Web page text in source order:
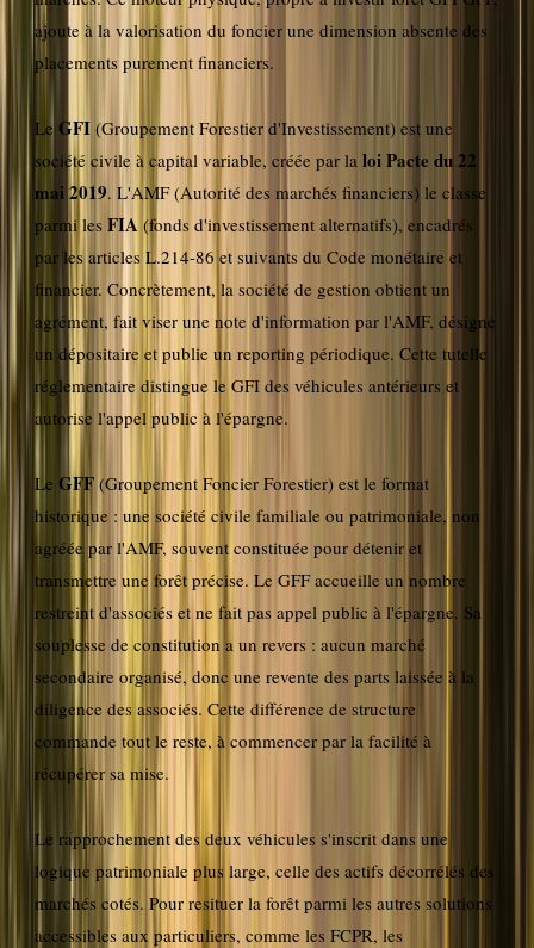
ajoute à la valorisation du foncier une dimension absente des
placements purement financiers.
Le GFI (Groupement Forestier d'Investissement) est une
société civile à capital variable, créée par la loi Pacte du 22
mai 2019. L'AMF (Autorité des marchés financiers) le classe
parmi les FIA (fonds d'investissement alternatifs), encadrés
par les articles L.214-86 et suivants du Code monétaire et
financier. Concrètement, la société de gestion obtient un
agrément, fait viser une note d'information par l'AMF, désigne
un dépositaire et publie un reporting périodique. Cette tutelle
réglementaire distingue le GFI des véhicules antérieurs et
autorise l'appel public à l'épargne.
Le GFF (Groupement Foncier Forestier) est le format
historique : une société civile familiale ou patrimoniale, non
agréée par l'AMF, souvent constituée pour détenir et
transmettre une forêt précise. Le GFF accueille un nombre
restreint d'associés et ne fait pas appel public à l'épargne. Sa
souplesse de constitution a un revers : aucun marché
secondaire organisé, donc une revente des parts laissée à la
diligence des associés. Cette différence de structure
commande tout le reste, à commencer par la facilité à
récupérer sa mise.
Le rapprochement des deux véhicules s'inscrit dans une
logique patrimoniale plus large, celle des actifs décorrélés des
marchés cotés. Pour resituer la forêt parmi les autres solutions
accessibles aux particuliers, comme les FCPR, les